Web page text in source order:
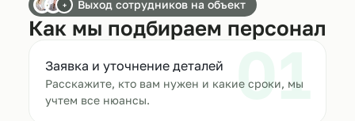
+ Выход сотрудников на объект
Как мы подбираем персонал
01
Заявка и уточнение деталей
Расскажите, кто вам нужен и какие сроки, мы
учтем все нюансы.